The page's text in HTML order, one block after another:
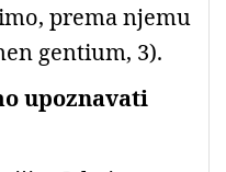
prema njemu
gentium, 3).
upoznavati